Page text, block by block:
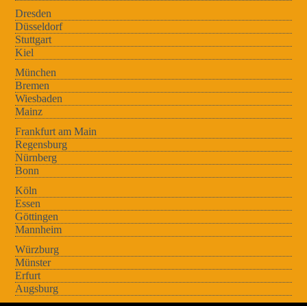
Dresden
Düsseldorf
Stuttgart
Kiel
München
Bremen
Wiesbaden
Mainz
Frankfurt am Main
Regensburg
Nürnberg
Bonn
Köln
Essen
Göttingen
Mannheim
Würzburg
Münster
Erfurt
Augsburg